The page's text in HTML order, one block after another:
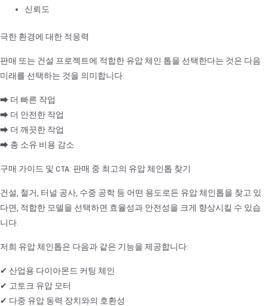
신뢰도
극한 환경에 대한 적응력
판매 또는 건설 프로젝트에 적합한 유압 체인 톱을 선택한다는 것은 다음
미래를 선택하는 것을 의미합니다:
➡ 더 빠른 작업
➡ 더 안전한 작업
➡ 더 깨끗한 작업
➡ 총 소유 비용 감소
구매 가이드 및 CTA: 판매 중 최고의 유압 체인톱 찾기
건설, 철거, 터널 공사, 수중 공학 등 어떤 용도로든 유압 체인톱을 찾고 있
다면, 적합한 모델을 선택하면 효율성과 안전성을 크게 향상시킬 수 있습
니다.
저희 유압 체인톱은 다음과 같은 기능을 제공합니다:
✔ 산업용 다이아몬드 커팅 체인
✔ 고토크 유압 모터
✔ 다중 유압 동력 장치와의 호환성